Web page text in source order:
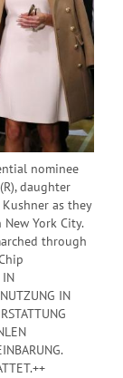
nominee
daughter
as they
York City.
through
IN